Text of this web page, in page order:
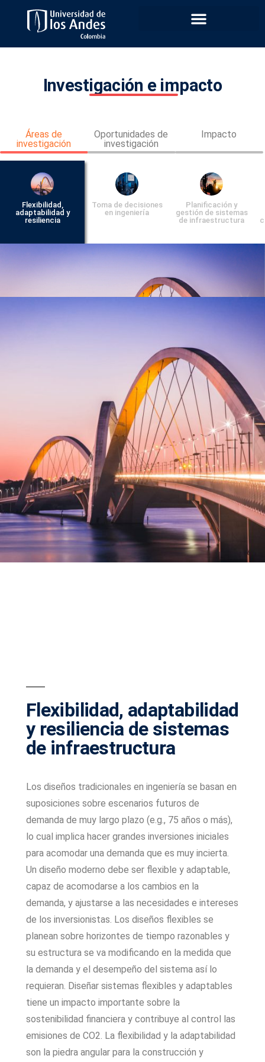
Investigación e impacto
Áreas de
investigación
Oportunidades de
investigación
Impacto
Flexibilidad,
adaptabilidad y
resiliencia
Toma de decisiones
en ingeniería
Planificación y
gestión de sistemas
de infraestructura
Flexibilidad, adaptabilidad
y resiliencia de sistemas
de infraestructura
Los diseños tradicionales en ingeniería se basan en
suposiciones sobre escenarios futuros de
demanda de muy largo plazo (e.g., 75 años o más),
lo cual implica hacer grandes inversiones iniciales
para acomodar una demanda que es muy incierta.
Un diseño moderno debe ser flexible y adaptable,
capaz de acomodarse a los cambios en la
demanda, y ajustarse a las necesidades e intereses
de los inversionistas. Los diseños flexibles se
planean sobre horizontes de tiempo razonables y
su estructura se va modificando en la medida que
la demanda y el desempeño del sistema así lo
requieran. Diseñar sistemas flexibles y adaptables
tiene un impacto importante sobre la
sostenibilidad financiera y contribuye al control las
emisiones de CO2. La flexibilidad y la adaptabilidad
son la piedra angular para la construcción y